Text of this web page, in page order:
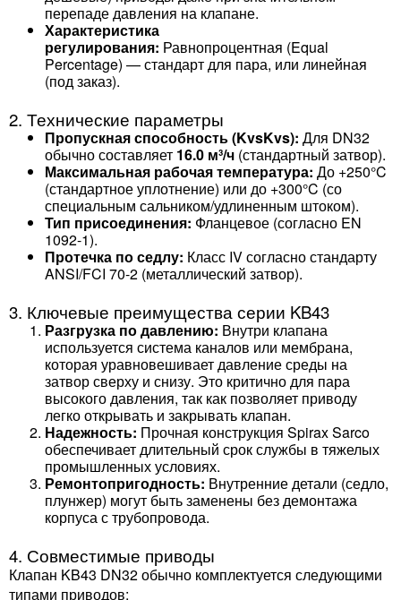
перепаде давления на клапане.
Характеристика
регулирования: Равнопроцентная (Equal
Percentage) — стандарт для пара, или линейная
(под заказ).
2. Технические параметры
Пропускная способность (KvsKvs​): Для DN32
обычно составляет 16.0 м³/ч (стандартный затвор).
Максимальная рабочая температура: До +250°C
(стандартное уплотнение) или до +300°C (со
специальным сальником/удлиненным штоком).
Тип присоединения: Фланцевое (согласно EN
1092-1).
Протечка по седлу: Класс IV согласно стандарту
ANSI/FCI 70-2 (металлический затвор).
3. Ключевые преимущества серии KB43
Разгрузка по давлению: Внутри клапана
используется система каналов или мембрана,
которая уравновешивает давление среды на
затвор сверху и снизу. Это критично для пара
высокого давления, так как позволяет приводу
легко открывать и закрывать клапан.
Надежность: Прочная конструкция Spirax Sarco
обеспечивает длительный срок службы в тяжелых
промышленных условиях.
Ремонтопригодность: Внутренние детали (седло,
плунжер) могут быть заменены без демонтажа
корпуса с трубопровода.
4. Совместимые приводы
Клапан KB43 DN32 обычно комплектуется следующими
типами приводов: